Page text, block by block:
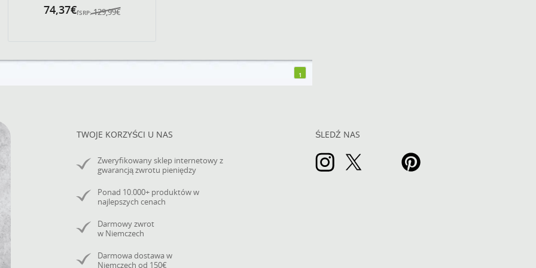
fSRP: 129,99€
74,37€
1
TWOJE KORZYŚCI U NAS
Zweryfikowany sklep internetowy z
gwarancją zwrotu pieniędzy
Ponad 10.000+ produktów w
najlepszych cenach
Darmowy zwrot
w Niemczech
Darmowa dostawa w
Niemczech od 150€
ŚLEDŹ NAS